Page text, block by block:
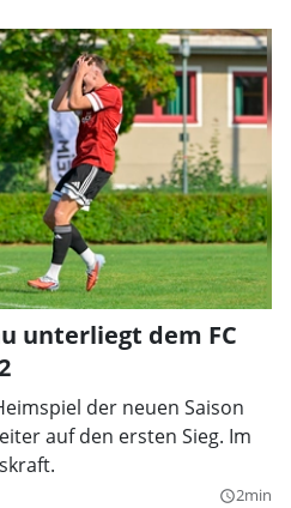
unterliegt dem FC
der neuen Saison
auf den ersten Sieg. Im
query_builder2min